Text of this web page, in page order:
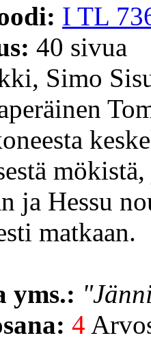
I TL
40 sivua
Simo
ja Hessu
matkaan.
yms.:
4